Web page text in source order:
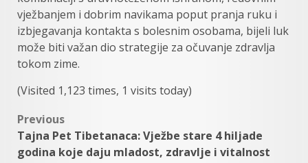
vježbanjem i dobrim navikama poput pranja ruku i
izbjegavanja kontakta s bolesnim osobama, bijeli luk
može biti važan dio strategije za očuvanje zdravlja
tokom zime.
(Visited 1,123 times, 1 visits today)
Post
navigation
Previous
Tajna Pet Tibetanaca: Vježbe stare 4 hiljade
godina koje daju mladost, zdravlje i vitalnost